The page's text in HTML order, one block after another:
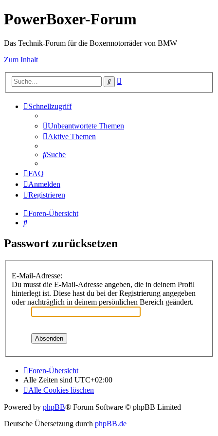
PowerBoxer-Forum
Das Technik-Forum für die Boxermotorräder von BMW
Zum Inhalt
Suche
Schnellzugriff
Unbeantwortete Themen
Aktive Themen
Suche
FAQ
Anmelden
Registrieren
Foren-Übersicht
Suche
Passwort zurücksetzen
E-Mail-Adresse:
Du musst die E-Mail-Adresse angeben, die in deinem Profil
hinterlegt ist. Diese hast du bei der Registrierung angegeben
oder nachträglich in deinem persönlichen Bereich geändert.
Foren-Übersicht
Alle Zeiten sind UTC+02:00
Alle Cookies löschen
Powered by phpBB® Forum Software © phpBB Limited
Deutsche Übersetzung durch phpBB.de